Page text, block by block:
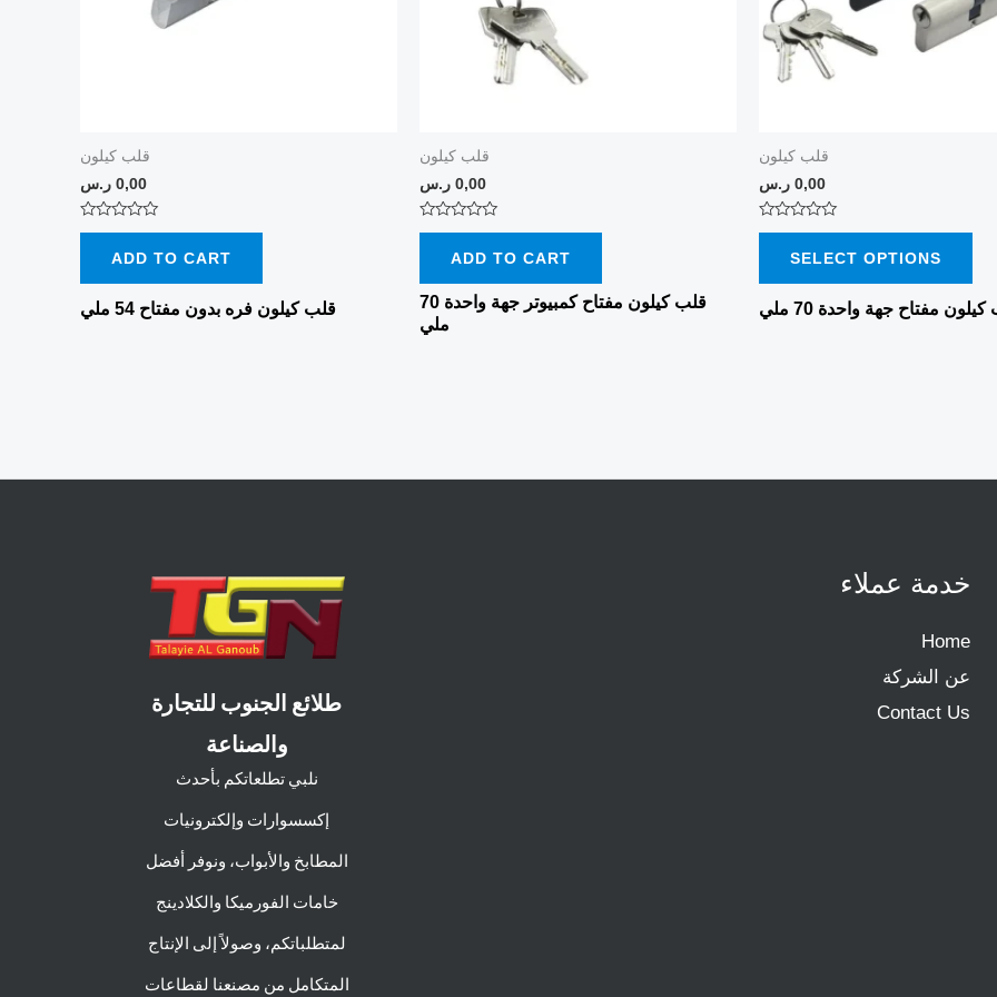
قلب كيلون
0,00 ر.س
Rated
5
ADD TO CART
قلب كيلون فره بدون مفتاح 54 ملي
قلب كيلون
0,00 ر.س
Rated
5
ADD TO CART
قلب كيلون مفتاح كمبيوتر جهة واحدة 70
ملي
قلب كيلون
0,00 ر.س
Rated
5
SELECT OPTIONS
مفتاح جهة واحدة 70 ملي
طلائع الجنوب للتجارة
والصناعة
نلبي تطلعاتكم بأحدث
إكسسوارات وإلكترونيات
المطابخ والأبواب، ونوفر أفضل
خامات الفورميكا والكلادينج
لمتطلباتكم، وصولاً إلى الإنتاج
المتكامل من مصنعنا لقطاعات
خدمة عملاء
Home
عن الشركة
Contact Us